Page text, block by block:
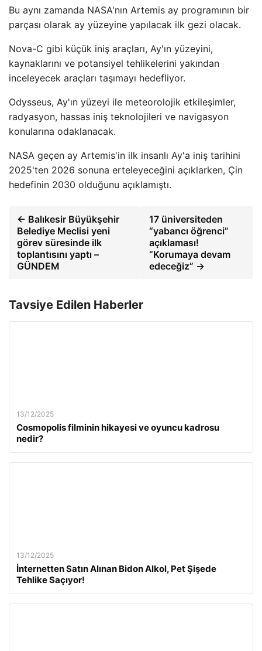
Bu aynı zamanda NASA'nın Artemis ay programının bir
parçası olarak ay yüzeyine yapılacak ilk gezi olacak.
Nova-C gibi küçük iniş araçları, Ay'ın yüzeyini,
kaynaklarını ve potansiyel tehlikelerini yakından
inceleyecek araçları taşımayı hedefliyor.
Odysseus, Ay'ın yüzeyi ile meteorolojik etkileşimler,
radyasyon, hassas iniş teknolojileri ve navigasyon
konularına odaklanacak.
NASA geçen ay Artemis'in ilk insanlı Ay'a iniş tarihini
2025'ten 2026 sonuna erteleyeceğini açıklarken, Çin
hedefinin 2030 olduğunu açıklamıştı.
← Balıkesir Büyükşehir
Belediye Meclisi yeni
görev süresinde ilk
toplantısını yaptı –
GÜNDEM
17 üniversiteden
“yabancı öğrenci”
açıklaması!
“Korumaya devam
edeceğiz” →
Tavsiye Edilen Haberler
13/12/2025
Cosmopolis filminin hikayesi ve oyuncu kadrosu
nedir?
13/12/2025
İnternetten Satın Alınan Bidon Alkol, Pet Şişede
Tehlike Saçıyor!